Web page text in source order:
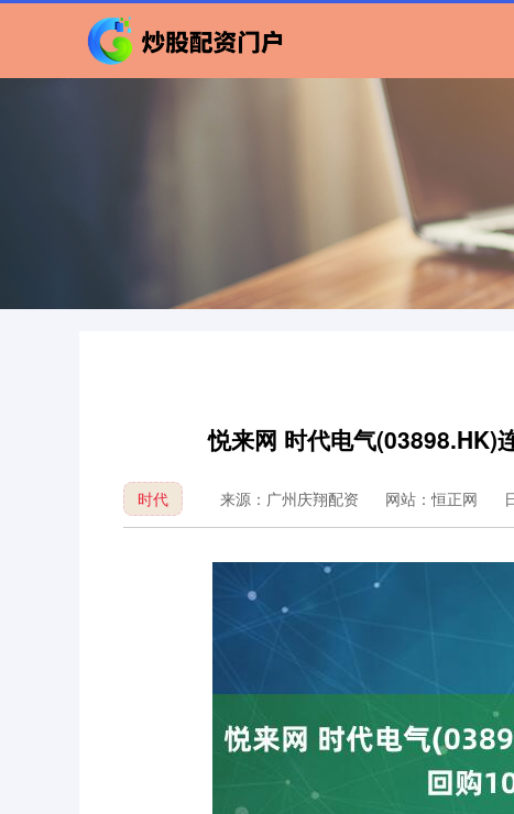
悦来网 时代电气(03898.HK)
时代 来源：广州庆翔配资 网站：恒正网